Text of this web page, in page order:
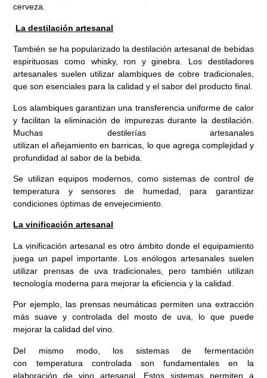
cerveza.
La destilación artesanal
También se ha popularizado la destilación artesanal de bebidas
espirituosas como whisky, ron y ginebra. Los destiladores
artesanales suelen utilizar alambiques de cobre tradicionales,
que son esenciales para la calidad y el sabor del producto final.
Los alambiques garantizan una transferencia uniforme de calor
y facilitan la eliminación de impurezas durante la destilación.
Muchas destilerías artesanales
utilizan el añejamiento en barricas, lo que agrega complejidad y
profundidad al sabor de la bebida.
Se utilizan equipos modernos, como sistemas de control de
temperatura y sensores de humedad, para garantizar
condiciones óptimas de envejecimiento.
La vinificación artesanal
La vinificación artesanal es otro ámbito donde el equipamiento
juega un papel importante. Los enólogos artesanales suelen
utilizar prensas de uva tradicionales, pero también utilizan
tecnología moderna para mejorar la eficiencia y la calidad.
Por ejemplo, las prensas neumáticas permiten una extracción
más suave y controlada del mosto de uva, lo que puede
mejorar la calidad del vino.
Del mismo modo, los sistemas de fermentación
con temperatura controlada son fundamentales en la
elaboración de vino artesanal. Estos sistemas permiten a